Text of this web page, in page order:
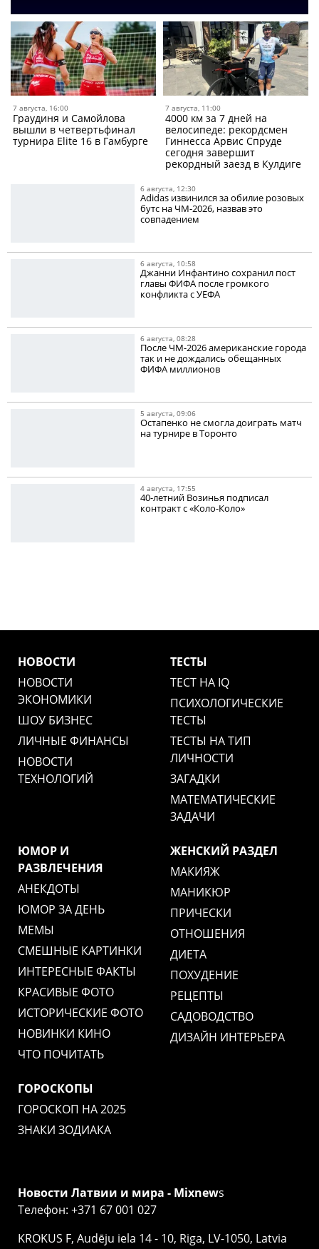
7 августа, 16:00
Граудиня и Самойлова
вышли в четвертьфинал
турнира Elite 16 в Гамбурге
7 августа, 11:00
4000 км за 7 дней на
велосипеде: рекордсмен
Гиннесса Арвис Спруде
сегодня завершит
рекордный заезд в Кулдиге
6 августа, 12:30
Adidas извинился за обилие розовых
бутс на ЧМ-2026, назвав это
совпадением
6 августа, 10:58
Джанни Инфантино сохранил пост
главы ФИФА после громкого
конфликта с УЕФА
6 августа, 08:28
После ЧМ-2026 американские города
так и не дождались обещанных
ФИФА миллионов
5 августа, 09:06
Остапенко не смогла доиграть матч
на турнире в Торонто
4 августа, 17:55
40-летний Возинья подписал
контракт с «Коло-Коло»
НОВОСТИ
НОВОСТИ
ЭКОНОМИКИ
ШОУ БИЗНЕС
ЛИЧНЫЕ ФИНАНСЫ
НОВОСТИ
ТЕХНОЛОГИЙ
ТЕСТЫ
ТЕСТ НА IQ
ПСИХОЛОГИЧЕСКИЕ
ТЕСТЫ
ТЕСТЫ НА ТИП
ЛИЧНОСТИ
ЗАГАДКИ
МАТЕМАТИЧЕСКИЕ
ЗАДАЧИ
ЮМОР И
РАЗВЛЕЧЕНИЯ
АНЕКДОТЫ
ЮМОР ЗА ДЕНЬ
МЕМЫ
СМЕШНЫЕ КАРТИНКИ
ИНТЕРЕСНЫЕ ФАКТЫ
КРАСИВЫЕ ФОТО
ИСТОРИЧЕСКИЕ ФОТО
НОВИНКИ КИНО
ЧТО ПОЧИТАТЬ
ЖЕНСКИЙ РАЗДЕЛ
МАКИЯЖ
МАНИКЮР
ПРИЧЕСКИ
ОТНОШЕНИЯ
ДИЕТА
ПОХУДЕНИЕ
РЕЦЕПТЫ
САДОВОДСТВО
ДИЗАЙН ИНТЕРЬЕРА
ГОРОСКОПЫ
ГОРОСКОП НА 2025
ЗНАКИ ЗОДИАКА
Новости Латвии и мира - Mixnews
Телефон: +371 67 001 027
KROKUS F, Audēju iela 14 - 10, Riga, LV-1050, Latvia